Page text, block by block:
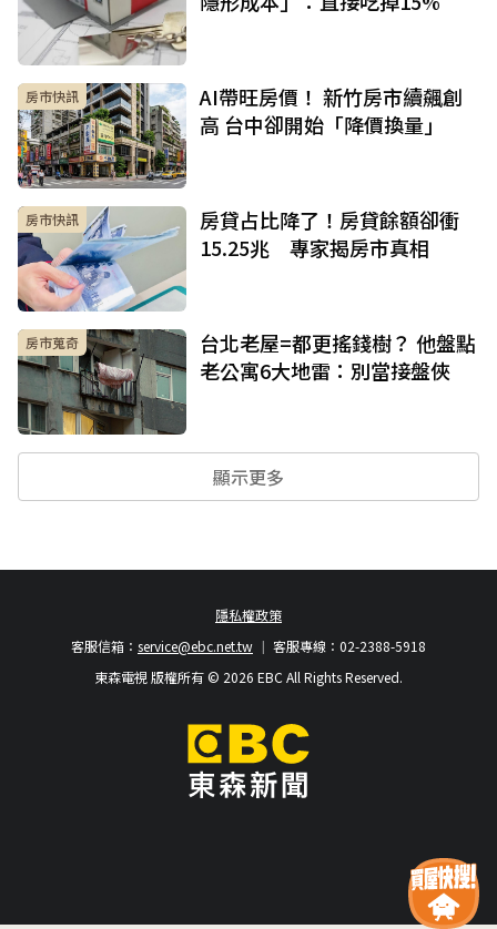
房市快訊
AI帶旺房價！ 新竹房市續飆創
高 台中卻開始「降價換量」
房市快訊
房貸占比降了！房貸餘額卻衝
15.25兆 專家揭房市真相
房市蒐奇
台北老屋=都更搖錢樹？ 他盤點
老公寓6大地雷：別當接盤俠
顯示更多
隱私權政策
客服專線：02-2388-5918
客服信箱： service@ebc.net.tw
東森電視 版權所有 © 2026 EBC All Rights Reserved.